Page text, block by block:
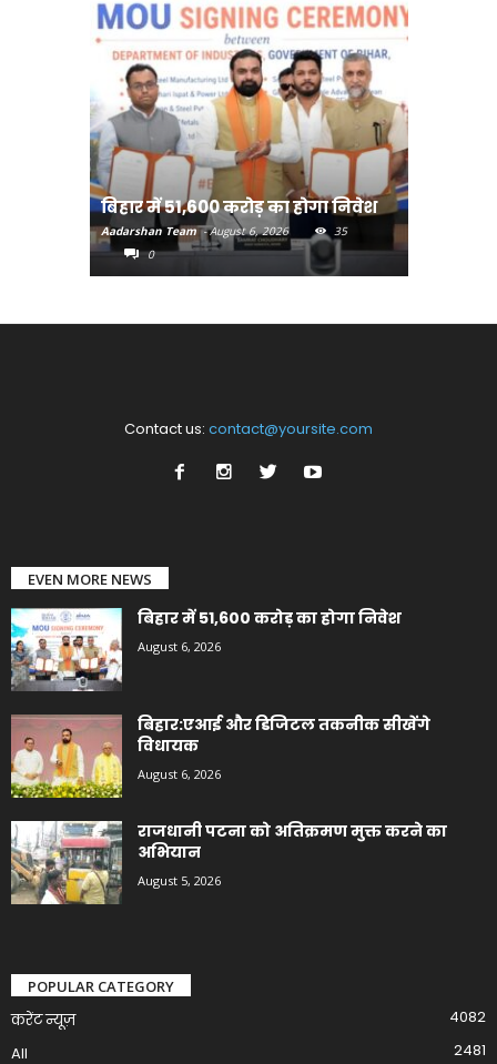
बिहार में 51,600 करोड़ का होगा निवेश
Aadarshan Team - August 6, 2026
35
0
Contact us: contact@yoursite.com
EVEN MORE NEWS
बिहार में 51,600 करोड़ का होगा निवेश
August 6, 2026
बिहार:एआई और डिजिटल तकनीक सीखेंगे
विधायक
August 6, 2026
राजधानी पटना को अतिक्रमण मुक्त करने का
अभियान
August 5, 2026
POPULAR CATEGORY
करेंट न्यूज़
4082
All
2481